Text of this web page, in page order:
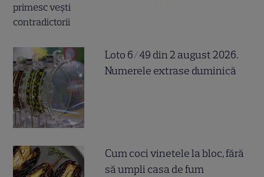
Loto 6/49 din 2 august 2026.
Numerele extrase duminică
Cum coci vinetele la bloc, fără
să umpli casa de fum